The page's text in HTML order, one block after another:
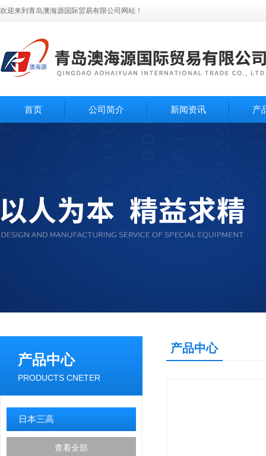
欢迎来到青岛澳海源国际贸易有限公司网站！
首页 公司简介 新闻资讯 产
产品中心
PRODUCTS CNETER
日本三高
查看全部
产品中心